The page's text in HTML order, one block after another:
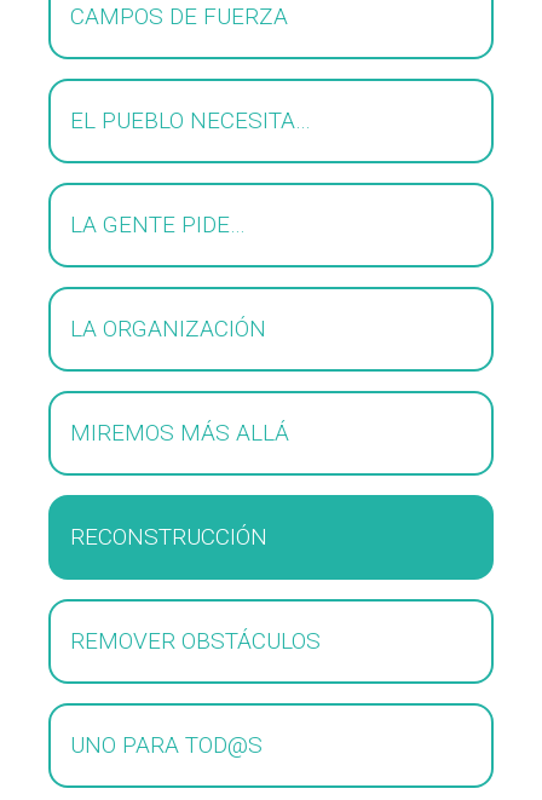
CAMPOS DE FUERZA
EL PUEBLO NECESITA…
LA GENTE PIDE…
LA ORGANIZACIÓN
MIREMOS MÁS ALLÁ
RECONSTRUCCIÓN
REMOVER OBSTÁCULOS
UNO PARA TOD@S